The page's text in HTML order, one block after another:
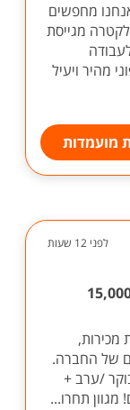
מחפשים
מגייסת
מהיר ויעיל
מועמדות
לפני 12 שעות
כרטיסי אשראי בשכר 15,000
מכירות,
של החברה.
בוקר /ערב +